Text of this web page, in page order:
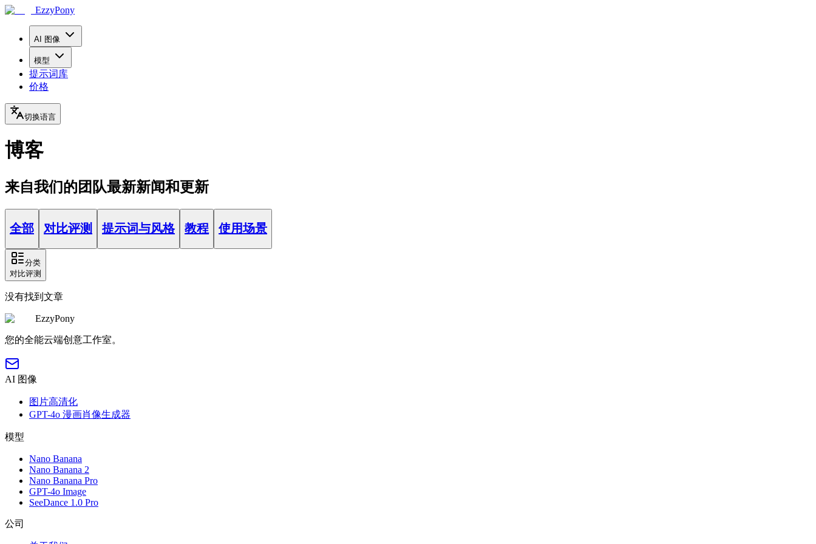
EzzyPony
AI 图像
模型
提示词库
价格
切换语言
博客
来自我们的团队最新新闻和更新
全部 对比评测 提示词与风格 教程 使用场景
分类
对比评测
没有找到文章
EzzyPony
您的全能云端创意工作室。
AI 图像
图片高清化
GPT-4o 漫画肖像生成器
模型
Nano Banana
Nano Banana 2
Nano Banana Pro
GPT-4o Image
SeeDance 1.0 Pro
公司